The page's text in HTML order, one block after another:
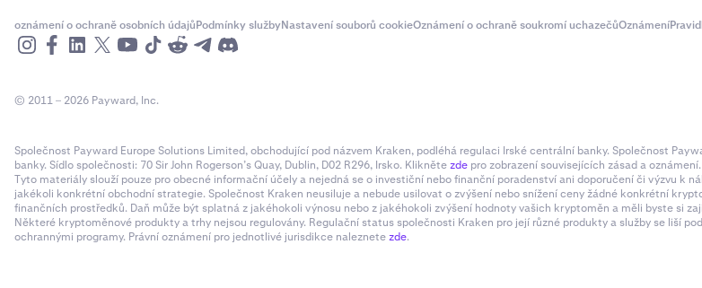
oznámení o ochraně osobních údajůPodmínky službyNastavení souborů cookieOznámení o ochraně soukromí uchazečůOznámení
© 2011 – 2026 Payward, Inc.
Společnost Payward Europe Solutions Limited, obchodující pod názvem Kraken, podléhá regulaci Irské centrální banky. Společnost
banky. Sídlo společnosti: 70 Sir John Rogerson’s Quay, Dublin, D02 R296, Irsko. Kliknětezde pro zobrazení souvisejících zásad a oznámení.
Tyto materiály slouží pouze pro obecné informační účely a nejedná se o investiční nebo finanční poradenství ani doporučení či výzvu k
jakékoli konkrétní obchodní strategie. Společnost Kraken neusiluje a nebude usilovat o zvýšení nebo snížení ceny žádné konkrétní
finančních prostředků. Daň může být splatná z jakéhokoli výnosu nebo z jakéhokoli zvýšení hodnoty vašich kryptoměn a měli byste si
Některé kryptoměnové produkty a trhy nejsou regulovány. Regulační status společnosti Kraken pro její různé produkty a služby se liší
ochrannými programy. Právní oznámení pro jednotlivé jurisdikce naleznetezde.